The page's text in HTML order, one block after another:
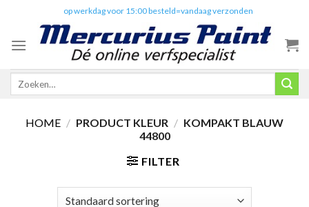
content
op werkdag voor 15:00 besteld=vandaag verzonden
Zoeken
HOME / PRODUCT KLEUR / KOMPAKT BLAUW
44800
FILTER